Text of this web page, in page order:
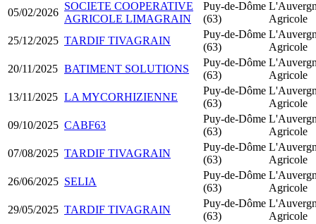
05/02/2026
SOCIETE COOPERATIVE
AGRICOLE LIMAGRAIN
Puy-de-Dôme
(63)
Agricole
25/12/2025 TARDIF TIVAGRAIN
Puy-de-Dôme
(63)
Agricole
20/11/2025 BATIMENT SOLUTIONS
Puy-de-Dôme
(63)
Agricole
13/11/2025 LA MYCORHIZIENNE
Puy-de-Dôme
(63)
Agricole
09/10/2025 CABF63
Puy-de-Dôme
(63)
Agricole
07/08/2025 TARDIF TIVAGRAIN
Puy-de-Dôme
(63)
Agricole
26/06/2025 SELIA
Puy-de-Dôme
(63)
Agricole
29/05/2025 TARDIF TIVAGRAIN
Puy-de-Dôme
(63)
Agricole